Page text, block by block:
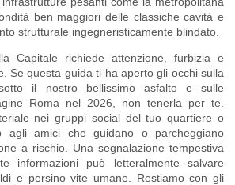
ben maggiori delle classiche cavità e
strutturale ingegneristicamente blindato.
Capitale richiede attenzione, furbizia e
Se questa guida ti ha aperto gli occhi sulla
il nostro bellissimo asfalto e sulle
Roma nel 2026, non tenerla per te.
nei gruppi social del tuo quartiere o
agli amici che guidano o parcheggiano
a rischio. Una segnalazione tempestiva
informazioni può letteralmente salvare
e persino vite umane. Restiamo con gli